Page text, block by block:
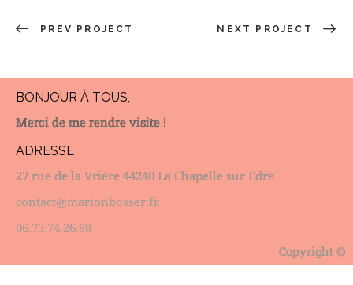
PREV PROJECT NEXT PROJECT
BONJOUR À TOUS,
Merci de me rendre visite !
ADRESSE
27 rue de la Vrière 44240 La Chapelle sur Edre
contact@marionbosser.fr
06.73.74.26.98
Copyright ©